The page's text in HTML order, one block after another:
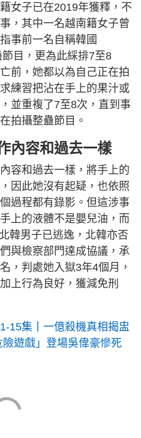
女子已在2019年獲釋，不
，其中一名越南籍女子曾
事前一名自稱韓國
目，更為此綵排7至8
前，她都以為自己正在拍
練習把沾在手上的果汁或
並重複了7至8次，直到事
拍攝整蠱節目。
內容和過去一樣
容和過去一樣，將手上的
因此她沒有起疑，也依照
過程都有錄影。但這涉事
上的液體不是嬰兒油，而
韓男子已逃逸，北韓亦否
與檢察部門達成協議，承
，判處她入獄3年4個月，
上行為良好，獲減免刑
15集丨一億殺機真相揭盅
遊戲」登場吳偉豪慘死